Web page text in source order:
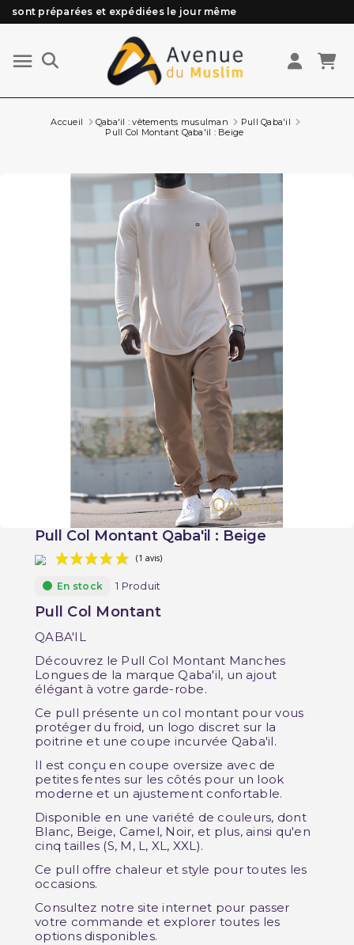
Besoin d'aide ? Retrouvez notre FAQ
Livraison offerte à partir de 89€ d'achat*
Les Commandes passées avant 15h (lun au Vend)
Accueil Qaba'il : vêtements musulman
Pull Qaba'il
Pull Col Montant Qaba'il : Beige
Pull Col Montant Qaba'il : Beige
(1 avis)
En stock 1 Produit
Pull Col Montant
QABA'IL
Découvrez le Pull Col Montant Manches
Longues de la marque Qaba'il, un ajout
élégant à votre garde-robe.
Ce pull présente un col montant pour vous
protéger du froid, un logo discret sur la
poitrine et une coupe incurvée Qaba'il.
Il est conçu en coupe oversize avec de
petites fentes sur les côtés pour un look
moderne et un ajustement confortable.
Disponible en une variété de couleurs, dont
Blanc, Beige, Camel, Noir, et plus, ainsi qu'en
cinq tailles (S, M, L, XL, XXL).
Ce pull offre chaleur et style pour toutes les
occasions.
Consultez notre site internet pour passer
votre commande et explorer toutes les
options disponibles.